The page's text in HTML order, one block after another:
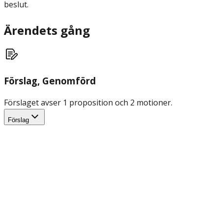
beslut.
Ärendets gång
Förslag, Genomförd
Förslaget avser 1 proposition och 2 motioner.
Förslag